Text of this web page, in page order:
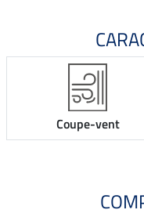
Coupe-vent